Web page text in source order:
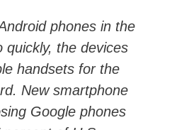
gr
a
m
s
A
p
p
di
vi
di
phones in the
quickly, the devices
handsets for the
New smartphone
Google phones